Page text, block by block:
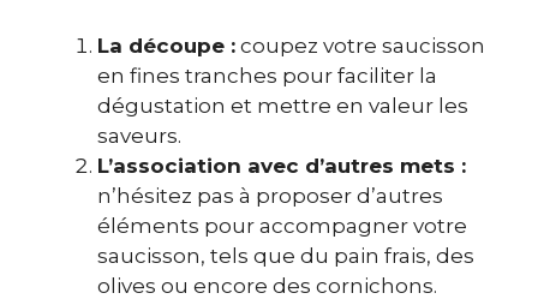
La découpe : coupez votre saucisson
en fines tranches pour faciliter la
dégustation et mettre en valeur les
saveurs.
L’association avec d’autres mets :
n’hésitez pas à proposer d’autres
éléments pour accompagner votre
saucisson, tels que du pain frais, des
olives ou encore des cornichons.